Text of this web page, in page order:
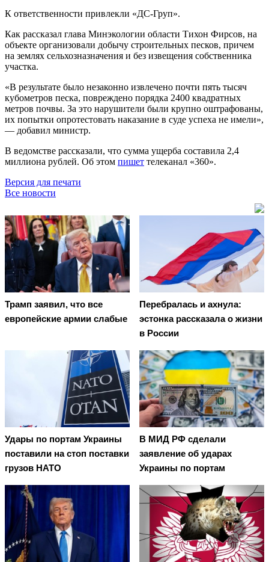
К ответственности привлекли «ДС-Груп».
Как рассказал глава Минэкологии области Тихон Фирсов, на
объекте организовали добычу строительных песков, причем
на землях сельхозназначения и без извещения собственника
участка.
«В результате было незаконно извлечено почти пять тысяч
кубометров песка, повреждено порядка 2400 квадратных
метров почвы. За это нарушители были крупно оштрафованы,
их попытки опротестовать наказание в суде успеха не имели»,
— добавил министр.
В ведомстве рассказали, что сумма ущерба составила 2,4
миллиона рублей. Об этом пишет телеканал «360».
Версия для печати
Все новости
Трамп заявил, что все
европейские армии слабые
Перебралась и ахнула:
эстонка рассказала о жизни
в России
Удары по портам Украины
поставили на стоп поставки
грузов НАТО
В МИД РФ сделали
заявление об ударах
Украины по портам